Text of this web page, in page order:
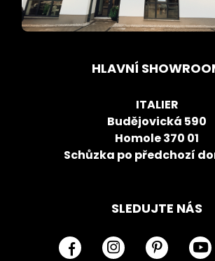
HLAVNÍ
ITALIER
Budějovická 590
Homole 370 01
Schůzka po předchozí
SLEDUJTE NÁS